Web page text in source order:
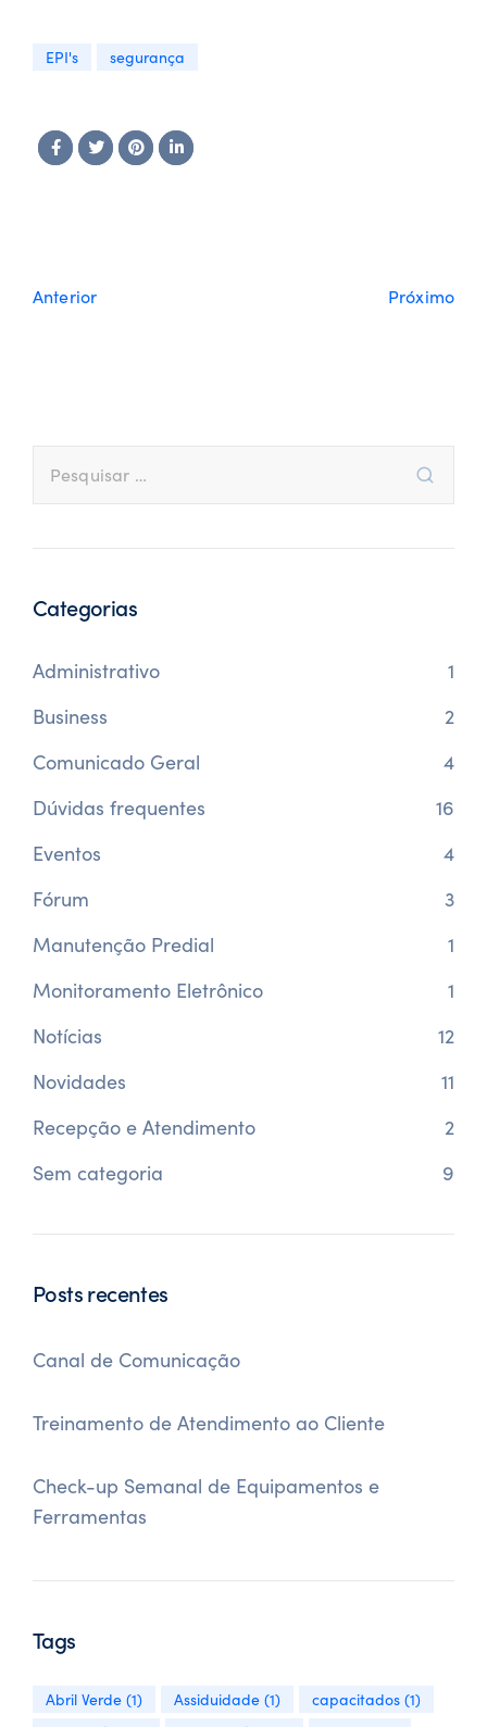
EPI's segurança
Anterior Próximo
Categorias
Administrativo
1
Business
2
Comunicado Geral
4
Dúvidas frequentes
16
Eventos
4
Fórum
3
Manutenção Predial
1
Monitoramento Eletrônico
1
Notícias
12
Novidades
11
Recepção e Atendimento
2
Sem categoria
9
Posts recentes
Canal de Comunicação
Treinamento de Atendimento ao Cliente
Check-up Semanal de Equipamentos e
Ferramentas
Tags
Abril Verde (1) Assiduidade (1) capacitados (1)